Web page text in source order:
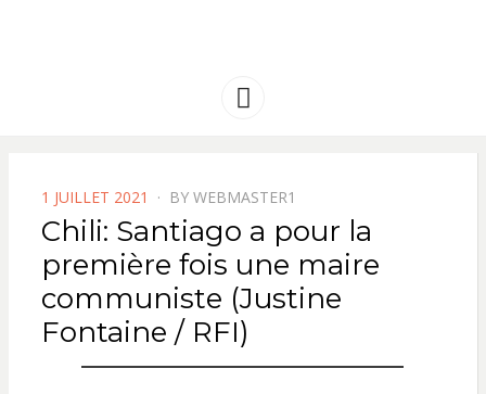
AMERIQUE
Menu
POSTED
ON
1 JUILLET 2021 BY WEBMASTER1
Chili: Santiago a pour la
première fois une maire
communiste (Justine
Fontaine / RFI)